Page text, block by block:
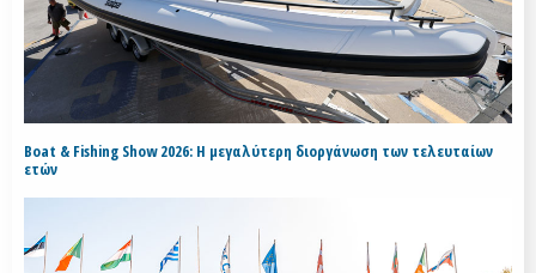
Boat & Fishing Show 2026: Η μεγαλύτερη διοργάνωση των τελευταίων
ετών